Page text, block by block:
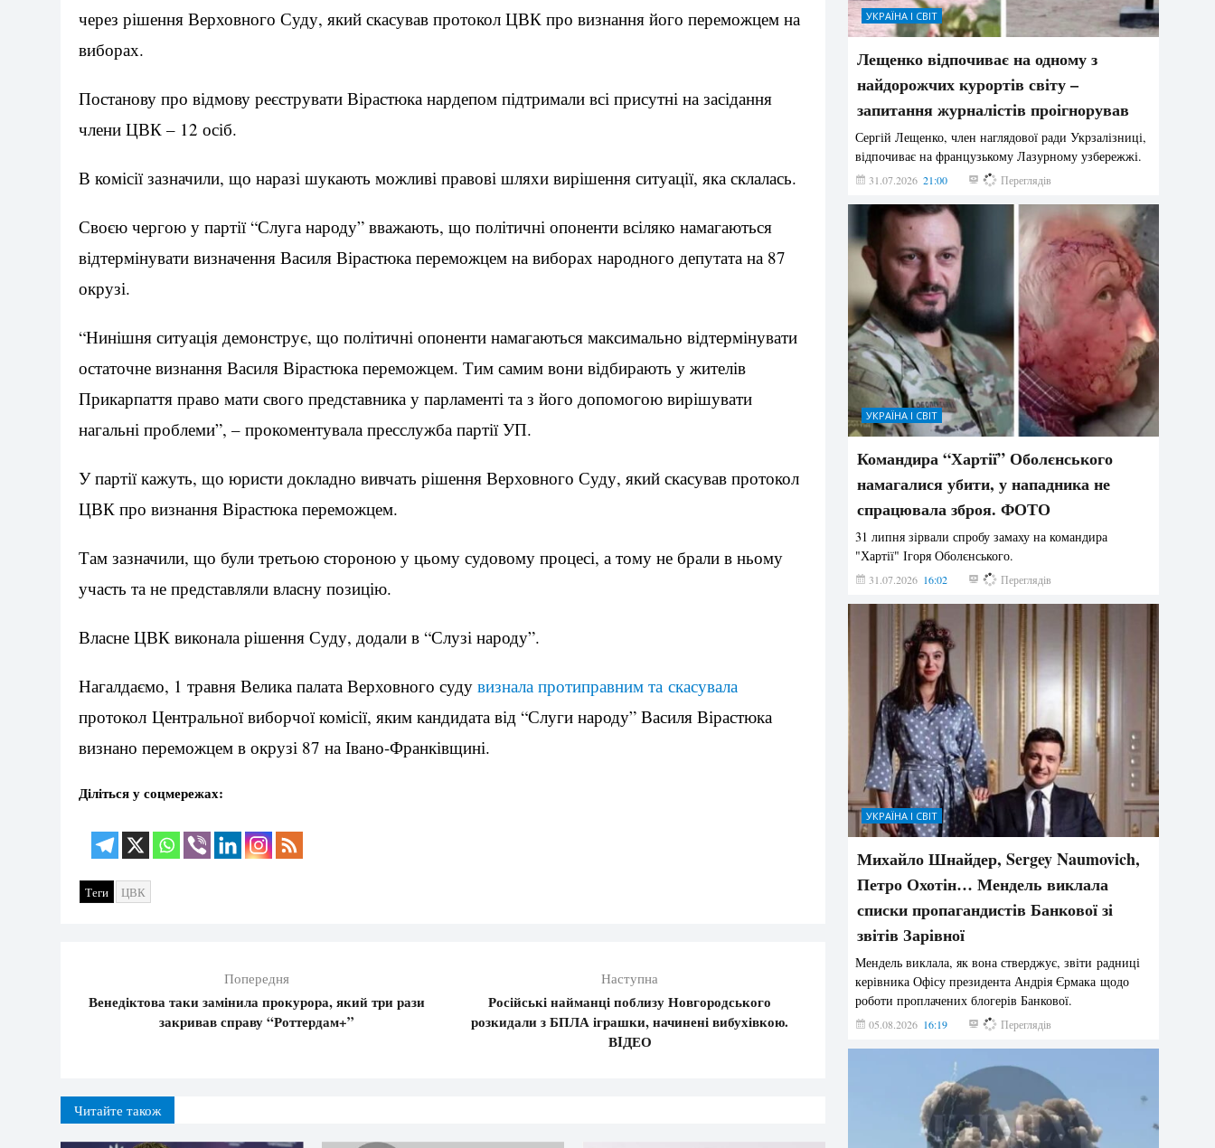
через рішення Верховного Суду, який скасував протокол ЦВК про визнання його переможцем на
виборах.
Постанову про відмову реєструвати Вірастюка нардепом підтримали всі присутні на засідання
члени ЦВК – 12 осіб.
В комісії зазначили, що наразі шукають можливі правові шляхи вирішення ситуації, яка склалась.
Своєю чергою у партії “Слуга народу” вважають, що політичні опоненти всіляко намагаються
відтермінувати визначення Василя Вірастюка переможцем на виборах народного депутата на 87
окрузі.
“Нинішня ситуація демонструє, що політичні опоненти намагаються максимально відтермінувати
остаточне визнання Василя Вірастюка переможцем. Тим самим вони відбирають у жителів
Прикарпаття право мати свого представника у парламенті та з його допомогою вирішувати
нагальні проблеми”, – прокоментувала пресслужба партії УП.
У партії кажуть, що юристи докладно вивчать рішення Верховного Суду, який скасував протокол
ЦВК про визнання Вірастюка переможцем.
Там зазначили, що були третьою стороною у цьому судовому процесі, а тому не брали в ньому
участь та не представляли власну позицію.
Власне ЦВК виконала рішення Суду, додали в “Слузі народу”.
Нагалдаємо, 1 травня Велика палата Верховного суду визнала протиправним та скасувала
протокол Центральної виборчої комісії, яким кандидата від “Слуги народу” Василя Вірастюка
визнано переможцем в окрузі 87 на Івано-Франківщині.
Діліться у соцмережах:
Теги ЦВК
Попередня
Венедіктова таки замінила прокурора, який три рази
закривав справу “Роттердам+”
Наступна
Російські найманці поблизу Новгородського
розкидали з БПЛА іграшки, начинені вибухівкою.
ВIДЕО
Читайте також
УКРАЇНА І СВІТ
Лещенко відпочиває на одному з
найдорожчих курортів світу –
запитання журналістів проігнорував
Сергій Лещенко, член наглядової ради Укрзалізниці,
відпочиває на французькому Лазурному узбережжі.
31.07.2026 21:00 211 Переглядів
УКРАЇНА І СВІТ
Командира “Хартії” Оболєнського
намагалися убити, у нападника не
спрацювала зброя. ФОТО
31 липня зірвали спробу замаху на командира
"Хартії" Ігоря Оболєнського.
31.07.2026 16:02 194 Переглядів
УКРАЇНА І СВІТ
Михайло Шнайдер, Sergey Naumovich,
Петро Охотін… Мендель виклала
списки пропагандистів Банкової зі
звітів Зарівної
Мендель виклала, як вона стверджує, звіти радниці
керівника Офісу президента Андрія Єрмака щодо
роботи проплачених блогерів Банкової.
05.08.2026 16:19 193 Переглядів